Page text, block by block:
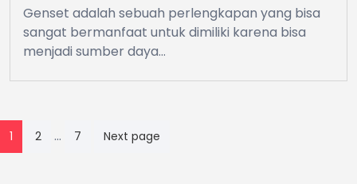
Genset adalah sebuah perlengkapan yang bisa
sangat bermanfaat untuk dimiliki karena bisa
menjadi sumber daya…
Posts
pagination
1 2 … 7 Next page